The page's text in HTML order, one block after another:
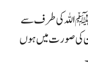
ﷺ اللہ کی طرف سے
کی صورت میں ہوں